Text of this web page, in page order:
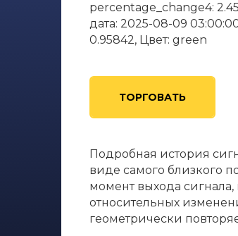
percentage_change4:
дата: 2025-08-09
0.95842, Цвет: green
ТОРГОВАТЬ
Подробная история
виде самого близкого
момент выхода сигнала,
относительных
геометрически